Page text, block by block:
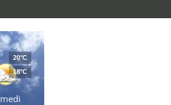
20°C
18°C